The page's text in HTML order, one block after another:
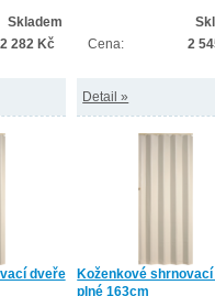
Skladem
2 282 Kč
2
Cena:
Detail »
dveře
Koženkové
plné 163cm